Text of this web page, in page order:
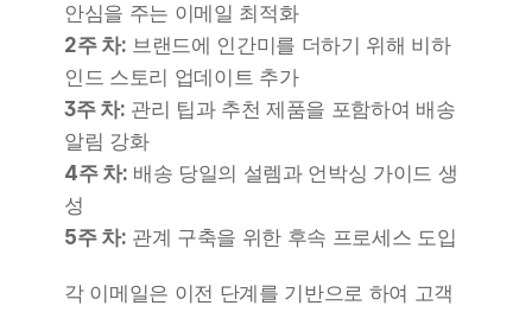
안심을 주는 이메일 최적화
2주 차: 브랜드에 인간미를 더하기 위해 비하
인드 스토리 업데이트 추가
3주 차: 관리 팁과 추천 제품을 포함하여 배송
알림 강화
4주 차: 배송 당일의 설렘과 언박싱 가이드 생
성
5주 차: 관계 구축을 위한 후속 프로세스 도입
각 이메일은 이전 단계를 기반으로 하여 고객